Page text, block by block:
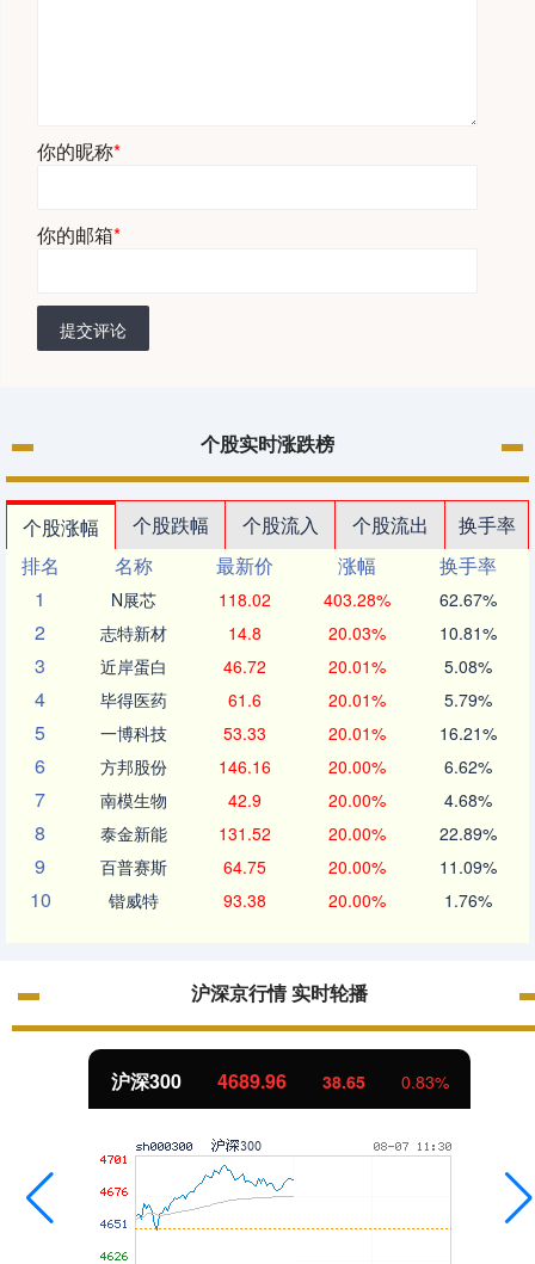
你的昵称*
你的邮箱*
提交评论
个股实时涨跌榜
个股涨幅 个股跌幅 个股流入 个股流出
换手率
排名
名称 最新价 涨幅
换手率
1
N展芯 118.02 403.28% 62.67%
2 志特新材 14.8 20.03% 10.81%
3 近岸蛋白 46.72 20.01% 5.08%
4 毕得医药 61.6 20.01% 5.79%
5 一博科技 53.33 20.01% 16.21%
6 方邦股份 146.16 20.00% 6.62%
7 南模生物 42.9 20.00% 4.68%
8 泰金新能 131.52 20.00% 22.89%
9 百普赛斯 64.75 20.00% 11.09%
10 锴威特 93.38 20.00% 1.76%
沪深京行情 实时轮播
北证50 1129.72 6.84 0.61%